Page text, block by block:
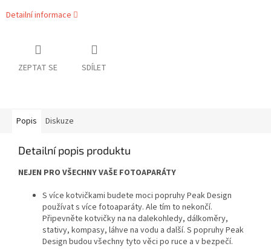
Detailní informace
ZEPTAT SE SDÍLET
Popis Diskuze
Detailní popis produktu
NEJEN PRO VŠECHNY VAŠE FOTOAPARÁTY
S více kotvičkami budete moci popruhy Peak Design
používat s více fotoaparáty. Ale tím to nekončí.
Připevněte kotvičky na na dalekohledy, dálkoměry,
stativy, kompasy, láhve na vodu a další. S popruhy Peak
Design budou všechny tyto věci po ruce a v bezpečí.